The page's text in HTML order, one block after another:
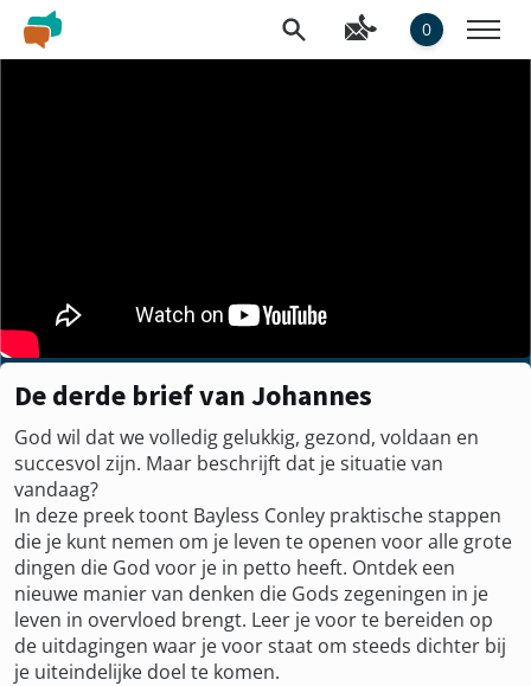
0
De derde brief van Johannes
God wil dat we volledig gelukkig, gezond, voldaan en
succesvol zijn. Maar beschrijft dat je situatie van
vandaag?
In deze preek toont Bayless Conley praktische stappen
die je kunt nemen om je leven te openen voor alle grote
dingen die God voor je in petto heeft. Ontdek een
nieuwe manier van denken die Gods zegeningen in je
leven in overvloed brengt. Leer je voor te bereiden op
de uitdagingen waar je voor staat om steeds dichter bij
je uiteindelijke doel te komen.